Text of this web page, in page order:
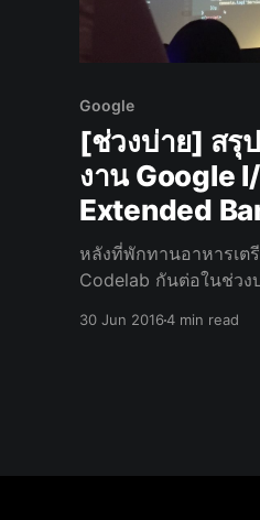
Google
[ช่วงบ่าย] สรุ
งาน Google
Extended
หลังที่พักทานอาหารเต
Codelab กันต่อในช่วง
30 Jun 20164 min read